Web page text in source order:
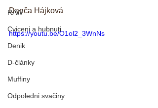
RAW
Cviceni a hubnuti
Denik
D-články
Muffiny
Odpoledni svačiny
Danča Hájková
https://youtu.be/O1ol2_3WnNs